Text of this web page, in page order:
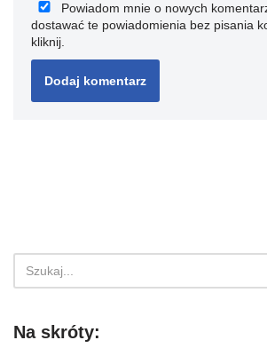
Powiadom mnie o nowych
dostawać te powiadomienia bez pisania
kliknij
Na skróty: